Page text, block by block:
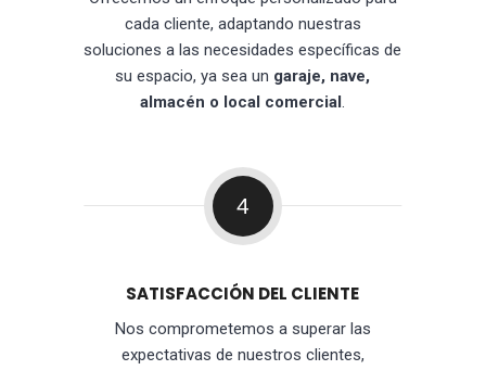
cada cliente, adaptando nuestras
soluciones a las necesidades específicas de
su espacio, ya sea un garaje, nave,
almacén o local comercial.
4
SATISFACCIÓN DEL CLIENTE
Nos comprometemos a superar las
expectativas de nuestros clientes,